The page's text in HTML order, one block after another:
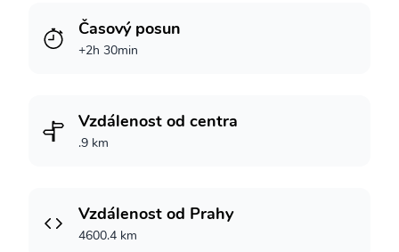
Časový posun
+2h 30min
Vzdálenost od centra
.9 km
Vzdálenost od Prahy
4600.4 km